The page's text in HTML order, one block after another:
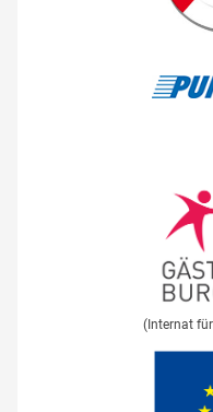
(Internat